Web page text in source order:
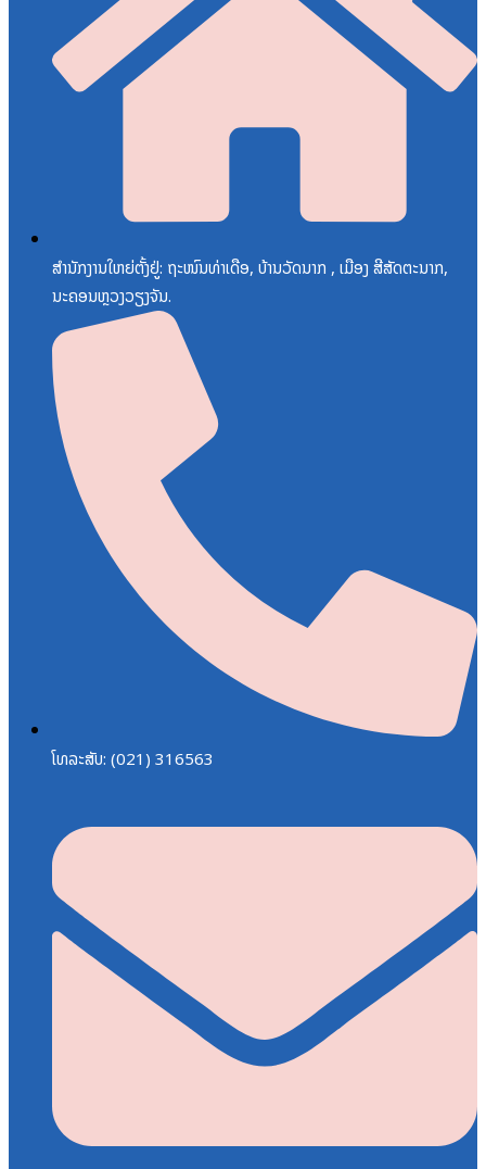
ສຳນັກງານໃຫຍ່ຕັ້ງຢູ່: ຖະໜົນທ່າເດືອ, ບ້ານວັດນາກ , ເມືອງ ສີສັດຕະນາກ,
ນະຄອນຫຼວງວຽງຈັນ.
ໂທລະສັບ: (021) 316563